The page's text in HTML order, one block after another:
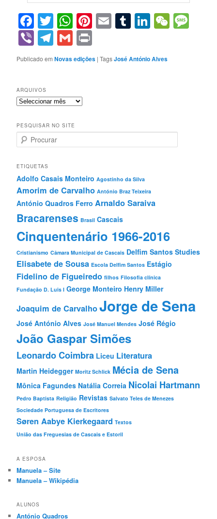
Facebook
Twitter
WhatsApp
Pinterest
EmailTumblr
LinkedIn
ViberTelegram
Gmail
Publicado em Novas edições |TagsJosé António Alves
ARQUIVOS
Arquivos
PESQUISAR NO SITE
r
c
r
a
r
ETIQUETAS
Adolfo Casais Monteiro Agostinho da Silva
Amorim de Carvalho António Braz Teixeira
António Quadros Ferro Arnaldo Saraiva
Bracarenses Brasil Cascais
Cinquentenário 1966-2016
Cristianismo Câmara Municipal de Cascais Delfim Santos Studies
Elisabete de Sousa Escola Delfim Santos Estágio
Fidelino de Figueiredo filhos Filosofia clínica
Fundação D. Luis I George Monteiro Henry Miller
Joaquim de CarvalhoJorge de Sena
José António Alves José Manuel Mendes José Régio
João Gaspar Simões
Leonardo Coimbra Liceu Literatura
Martin Heidegger Moritz Schlick Mécia de Sena
Mônica Fagundes Natália Correia Nicolai Hartmann
Pedro Baptista Religião Revistas Salvato Teles de Menezes
Sociedade Portuguesa de Escritores
Søren Aabye Kierkegaard Textos
União das Freguesias de Cascais e Estoril
A ESPOSA
Manuela – Site
Manuela – Wikipédia
ALUNOS
António Quadros